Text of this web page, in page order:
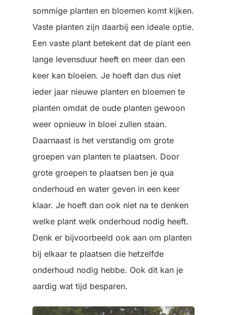
sommige planten en bloemen komt kijken.
Vaste planten zijn daarbij een ideale optie.
Een vaste plant betekent dat de plant een
lange levensduur heeft en meer dan een
keer kan bloeien. Je hoeft dan dus niet
ieder jaar nieuwe planten en bloemen te
planten omdat de oude planten gewoon
weer opnieuw in bloei zullen staan.
Daarnaast is het verstandig om grote
groepen van planten te plaatsen. Door
grote groepen te plaatsen ben je qua
onderhoud en water geven in een keer
klaar. Je hoeft dan ook niet na te denken
welke plant welk onderhoud nodig heeft.
Denk er bijvoorbeeld ook aan om planten
bij elkaar te plaatsen die hetzelfde
onderhoud nodig hebbe. Ook dit kan je
aardig wat tijd besparen.